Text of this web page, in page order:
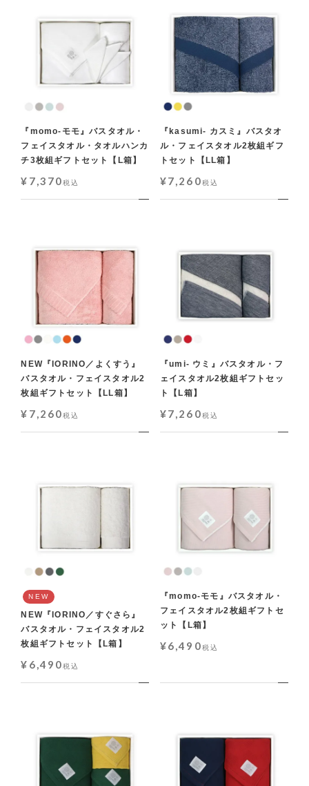
『momo-モモ』バスタオル・
フェイスタオル・タオルハンカ
チ3枚組ギフトセット【L箱】
¥ 7,370税込
『kasumi- カスミ』バスタオ
ル・フェイスタオル2枚組ギフ
トセット【LL箱】
¥7,260税込
NEW『IORINO／よくすう』
バスタオル・フェイスタオル2
枚組ギフトセット【LL箱】
¥ 7,260税込
『umi- ウミ』バスタオル・フ
ェイスタオル2枚組ギフトセッ
ト【L箱】
¥7,260税込
NEW
NEW『IORINO／すぐさら』
バスタオル・フェイスタオル2
枚組ギフトセット【L箱】
¥ 6,490税込
『momo-モモ』バスタオル・
フェイスタオル2枚組ギフトセ
ット【L箱】
¥6,490税込